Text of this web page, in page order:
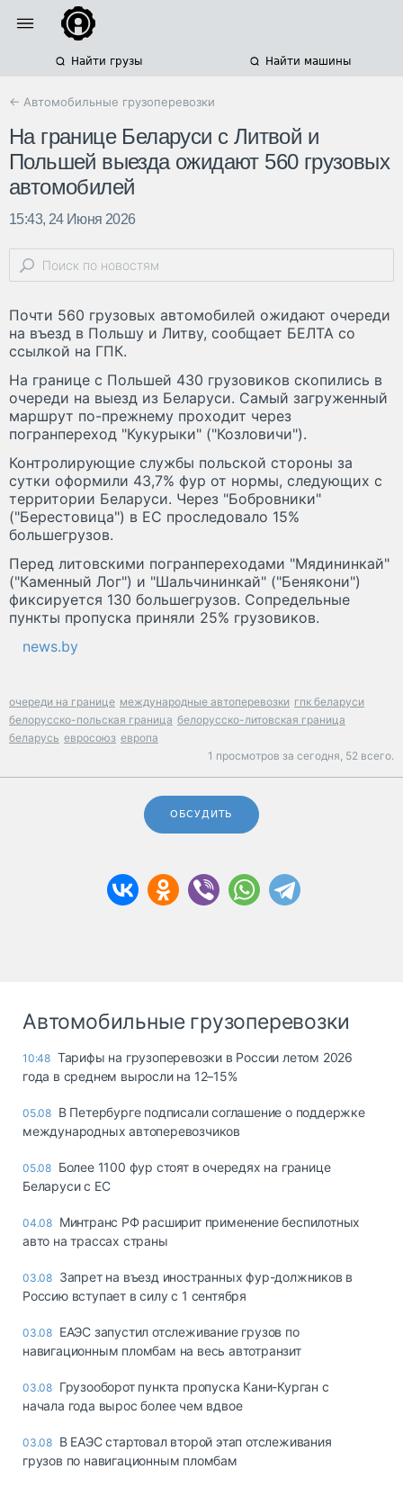
Найти грузы Найти машины
← Автомобильные грузоперевозки
На границе Беларуси с Литвой и
Польшей выезда ожидают 560 грузовых
автомобилей
15:43, 24 Июня 2026
Почти 560 грузовых автомобилей ожидают очереди
на въезд в Польшу и Литву, сообщает БЕЛТА со
ссылкой на ГПК.
На границе с Польшей 430 грузовиков скопились в
очереди на выезд из Беларуси. Самый загруженный
маршрут по-прежнему проходит через
погранпереход "Кукурыки" ("Козловичи").
Контролирующие службы польской стороны за
сутки оформили 43,7% фур от нормы, следующих с
территории Беларуси. Через "Бобровники"
("Берестовица") в ЕС проследовало 15%
большегрузов.
Перед литовскими погранпереходами "Мядининкай"
("Каменный Лог") и "Шальчининкай" ("Бенякони")
фиксируется 130 большегрузов. Сопредельные
пункты пропуска приняли 25% грузовиков.
news.by
очереди на границе международные автоперевозки гпк беларуси
белорусско-польская граница белорусско-литовская граница
беларусь евросоюз европа
1 просмотров за сегодня, 52 всего.
ОБСУДИТЬ
Автомобильные грузоперевозки
10:48 Тарифы на грузоперевозки в России летом 2026
года в среднем выросли на 12–15%
05.08 В Петербурге подписали соглашение о поддержке
международных автоперевозчиков
05.08 Более 1100 фур стоят в очередях на границе
Беларуси с ЕС
04.08 Минтранс РФ расширит применение беспилотных
авто на трассах страны
03.08 Запрет на въезд иностранных фур-должников в
Россию вступает в силу с 1 сентября
03.08 ЕАЭС запустил отслеживание грузов по
навигационным пломбам на весь автотранзит
03.08 Грузооборот пункта пропуска Кани-Курган с
начала года вырос более чем вдвое
03.08 В ЕАЭС стартовал второй этап отслеживания
грузов по навигационным пломбам